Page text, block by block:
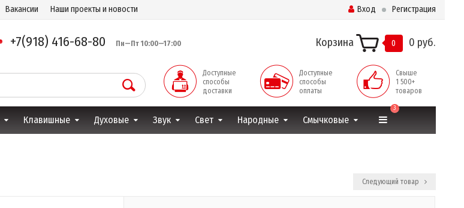
Вакансии Наши проекты и новости Вход Регистрация
+7(918) 416-68-80 Пн—Пт 10:00—17:00 Корзина 0 0 руб.
Доступные
способы
доставки
Доступные
способы
оплаты
Свыше
1 500+
товаров
Клавишные Духовые Звук Свет Народные Смычковые
3
Следующий товар